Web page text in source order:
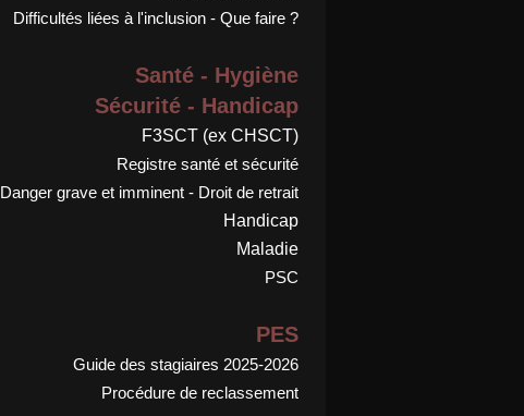
Difficultés liées à l'inclusion - Que faire ?
Santé - Hygiène
Sécurité - Handicap
F3SCT (ex CHSCT)
Registre santé et sécurité
Danger grave et imminent - Droit de retrait
Handicap
Maladie
PSC
PES
Guide des stagiaires 2025-2026
Procédure de reclassement